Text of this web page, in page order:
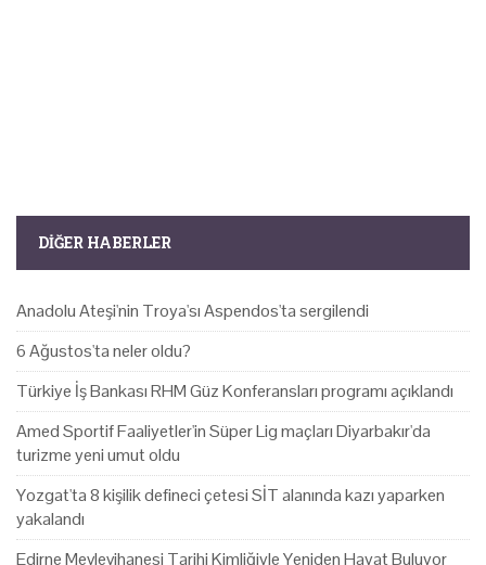
DIĞER HABERLER
Anadolu Ateşi'nin Troya'sı Aspendos'ta sergilendi
6 Ağustos'ta neler oldu?
Türkiye İş Bankası RHM Güz Konferansları programı açıklandı
Amed Sportif Faaliyetler'in Süper Lig maçları Diyarbakır'da
turizme yeni umut oldu
Yozgat'ta 8 kişilik defineci çetesi SİT alanında kazı yaparken
yakalandı
Edirne Mevlevihanesi Tarihi Kimliğiyle Yeniden Hayat Buluyor